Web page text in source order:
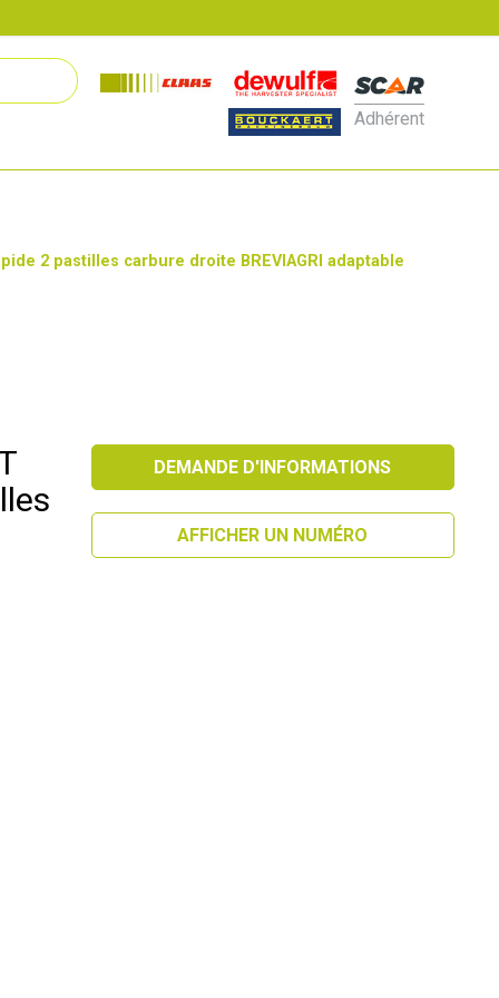
Adhérent
2 pastilles carbure droite BREVIAGRI adaptable
DEMANDE D'INFORMATIONS
AFFICHER UN NUMÉRO